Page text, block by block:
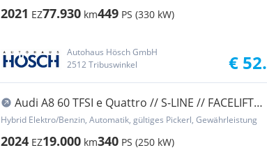
2021 EZ77.930 km449 PS (330 kW)
Autohaus Hösch GmbH
2512 Tribuswinkel
€
Audi A8 60 TFSI e Quattro // S-LINE // FACELIFT
// 1...
Hybrid Elektro/Benzin, Automatik, gültiges Pickerl, Gewährleistung
2024 EZ19.000 km340 PS (250 kW)